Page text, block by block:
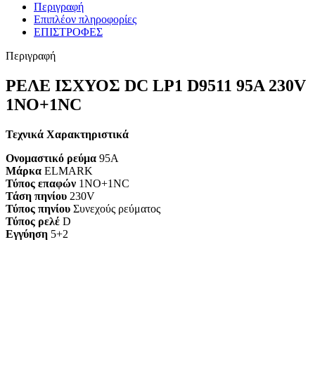
Περιγραφή
Επιπλέον πληροφορίες
ΕΠΙΣΤΡΟΦΕΣ
Περιγραφή
ΡΕΛΕ ΙΣΧΥΟΣ DC LP1 D9511 95A 230V
1ΝΟ+1NC
Τεχνικά Χαρακτηριστικά
Ονομαστικό ρεύμα 95A
Μάρκα ELMARK
Τύπος επαφών 1NO+1NC
Τάση πηνίου 230V
Τύπος πηνίου Συνεχούς ρεύματος
Τύπος ρελέ D
Εγγύηση 5+2